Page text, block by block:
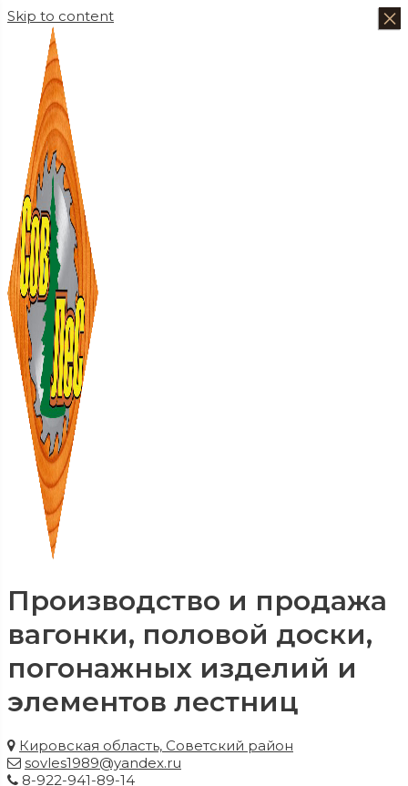
Skip to content
Производство и продажа
вагонки, половой доски,
погонажных изделий и
элементов лестниц
Кировская область, Советский район
sovles1989@yandex.ru
8-922-941-89-14
×
×
×
×